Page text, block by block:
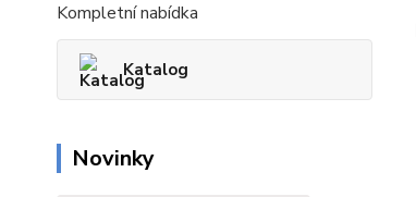
Kompletní nabídka
Katalog
Novinky